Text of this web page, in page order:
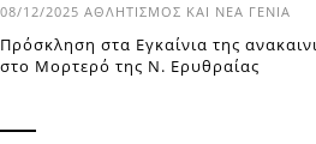
08/12/2025 ΑΘΛΗΤΙΣΜΌΣ ΚΑΙ ΝΈΑ ΓΕΝΙΆ
Πρόσκληση στα Εγκαίνια της
στο Μορτερό της Ν. Ερυθραίας